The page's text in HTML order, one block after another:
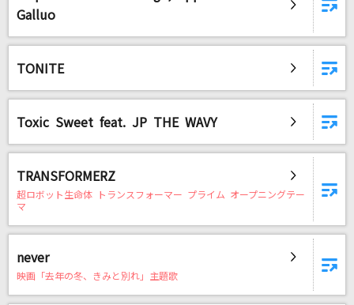
Galluo
TONITE
Toxic Sweet feat. JP THE WAVY
TRANSFORMERZ
超ロボット生命体 トランスフォーマー プライム オープニングテー
マ
never
映画「去年の冬、きみと別れ」主題歌